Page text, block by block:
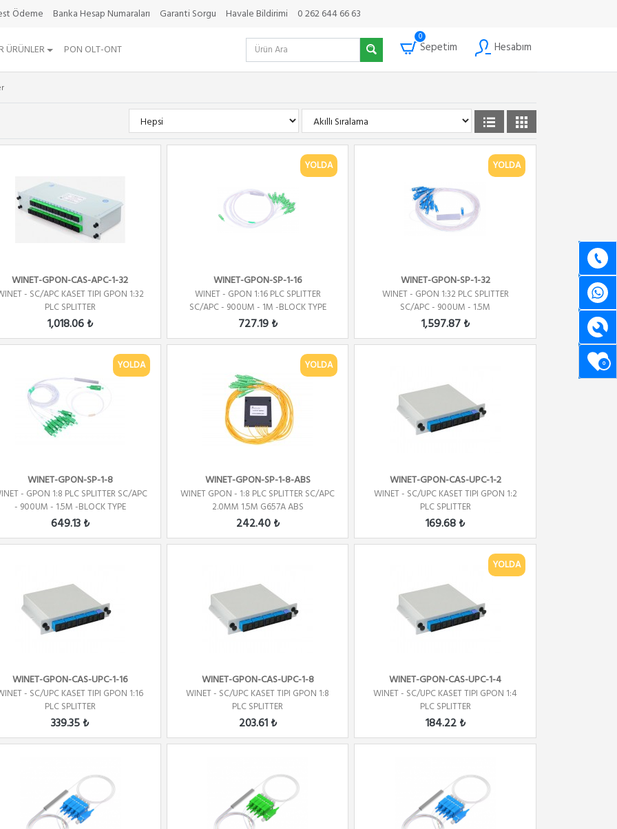
Ödeme Banka Hesap Numaraları Garanti Sorgu Havale Bildirimi 0 262 644 66 63
ÜRÜNLER PON OLT-ONT
0
Sepetim Hesabım
0
WINET-GPON-CAS-APC-1-32
- SC/APC KASET TIPI GPON 1:32
PLC SPLITTER
1,018.06 ₺
YOLDA
WINET-GPON-SP-1-16
WINET - GPON 1:16 PLC SPLITTER
SC/APC - 900UM - 1M -BLOCK TYPE
727.19 ₺
YOLDA
WINET-GPON-SP-1-32
WINET - GPON 1:32 PLC SPLITTER
SC/APC - 900UM - 1.5M
1,597.87 ₺
YOLDA
WINET-GPON-SP-1-8
- GPON 1:8 PLC SPLITTER SC/APC
- 900UM - 1.5M -BLOCK TYPE
649.13 ₺
YOLDA
WINET-GPON-SP-1-8-ABS
WINET GPON - 1:8 PLC SPLITTER SC/APC
2.0MM 1.5M G657A ABS
242.40 ₺
WINET-GPON-CAS-UPC-1-2
WINET - SC/UPC KASET TIPI GPON 1:2
PLC SPLITTER
169.68 ₺
WINET-GPON-CAS-UPC-1-16
- SC/UPC KASET TIPI GPON 1:16
PLC SPLITTER
339.35 ₺
WINET-GPON-CAS-UPC-1-8
WINET - SC/UPC KASET TIPI GPON 1:8
PLC SPLITTER
203.61 ₺
YOLDA
WINET-GPON-CAS-UPC-1-4
WINET - SC/UPC KASET TIPI GPON 1:4
PLC SPLITTER
184.22 ₺